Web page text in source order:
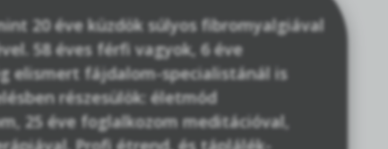
20 éve küzdök súlyos fibromyalgiával
58 éves férfi vagyok, 6 éve
elismert fájdalom-specialistánál is
részesülök: életmód
25 éve foglalkozom meditációval,